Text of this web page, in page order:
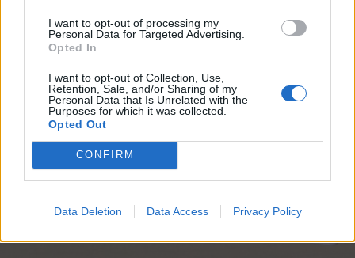
I want to opt-out of processing my
Personal Data for Targeted Advertising.
Opted In
I want to opt-out of Collection, Use,
Retention, Sale, and/or Sharing of my
Personal Data that Is Unrelated with the
Purposes for which it was collected.
Opted Out
CONFIRM
Data Deletion Data Access Privacy Policy